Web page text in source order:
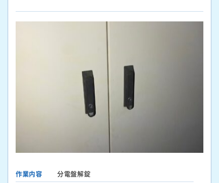
作業内容
分電盤解錠